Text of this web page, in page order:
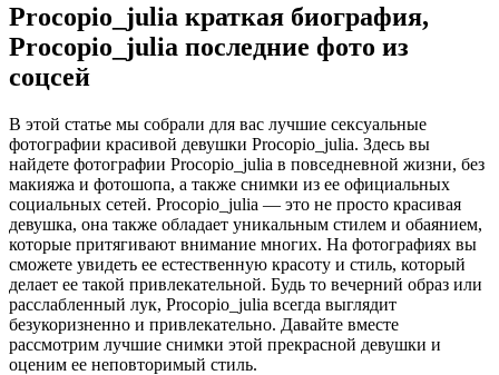
Procopio_julia краткая биография,
Procopio_julia последние фото из
соцсей
В этой статье мы собрали для вас лучшие сексуальные
фотографии красивой девушки Procopio_julia. Здесь вы
найдете фотографии Procopio_julia в повседневной жизни, без
макияжа и фотошопа, а также снимки из ее официальных
социальных сетей. Procopio_julia — это не просто красивая
девушка, она также обладает уникальным стилем и обаянием,
которые притягивают внимание многих. На фотографиях вы
сможете увидеть ее естественную красоту и стиль, который
делает ее такой привлекательной. Будь то вечерний образ или
расслабленный лук, Procopio_julia всегда выглядит
безукоризненно и привлекательно. Давайте вместе
рассмотрим лучшие снимки этой прекрасной девушки и
оценим ее неповторимый стиль.